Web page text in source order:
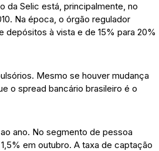
da Selic está, principalmente, no
Na época, o órgão regulador
à vista e de 15% para 20%
Mesmo se houver mudança
o spread bancário brasileiro é o
ano. No segmento de pessoa
em outubro. A taxa de captação